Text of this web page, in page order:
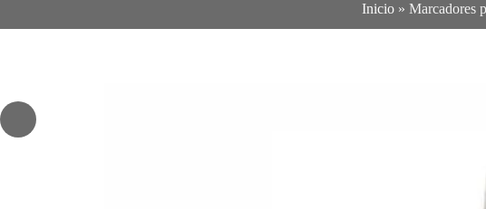
Inicio» Marcadores